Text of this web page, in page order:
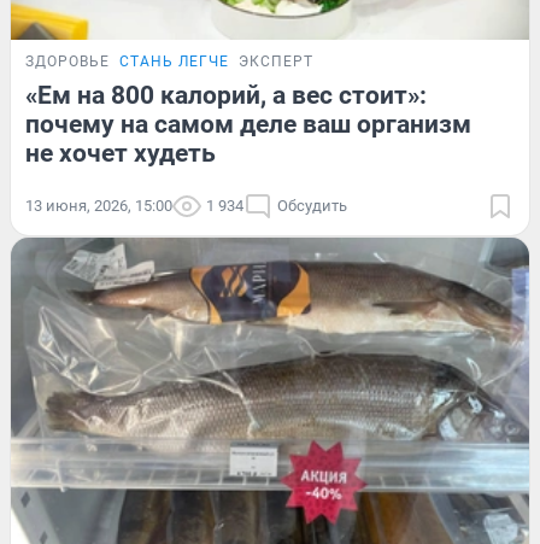
ЗДОРОВЬЕ СТАНЬ ЛЕГЧЕ ЭКСПЕРТ
«Ем на 800 калорий, а вес стоит»:
почему на самом деле ваш организм
не хочет худеть
13 июня, 2026, 15:00 1 934 Обсудить